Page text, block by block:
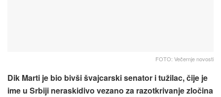
FOTO: Večernje novosti
Dik Marti je bio bivši švajcarski senator i tužilac, čije je
ime u Srbiji neraskidivo vezano za razotkrivanje zločina